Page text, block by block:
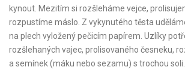
kynout. Mezitím si rozšleháme vejce,
rozpustíme máslo. Z vykynutého těsta
na plech vyložený pečicím papírem. Uzlíky
rozšlehaných vajec, prolisovaného česneku,
a semínek (máku nebo sezamu) s trochou